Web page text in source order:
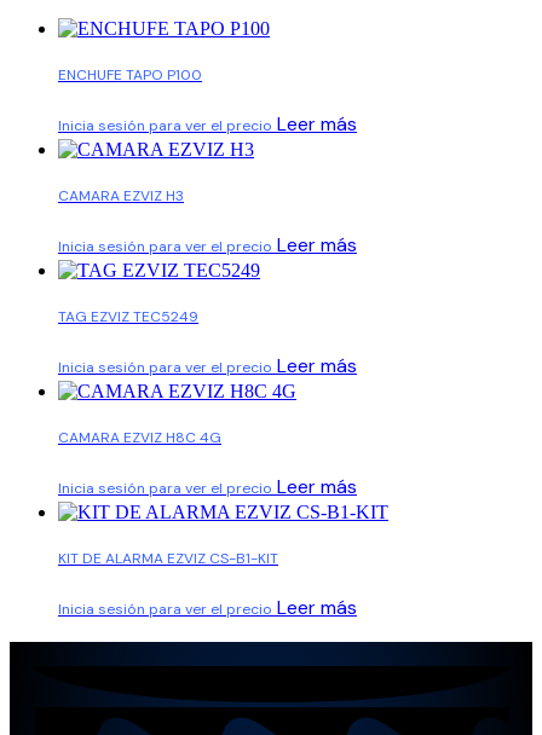
ENCHUFE TAPO P100
Inicia sesión para ver el precio Leer más
CAMARA EZVIZ H3
Inicia sesión para ver el precio Leer más
TAG EZVIZ TEC5249
Inicia sesión para ver el precio Leer más
CAMARA EZVIZ H8C 4G
Inicia sesión para ver el precio Leer más
KIT DE ALARMA EZVIZ CS-B1-KIT
Inicia sesión para ver el precio Leer más